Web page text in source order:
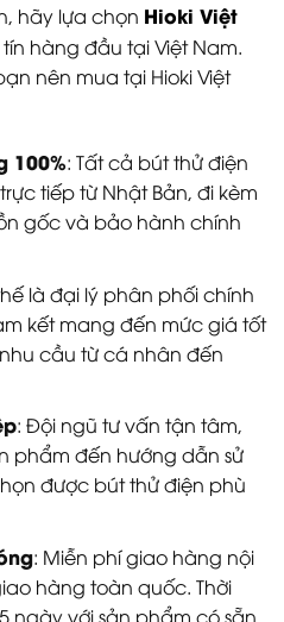
hãy lựa chọn Hioki Việt
hàng đầu tại Việt Nam.
nên mua tại Hioki Việt
100%: Tất cả bút thử điện
tiếp từ Nhật Bản, đi kèm
gốc và bảo hành chính
là đại lý phân phối chính
kết mang đến mức giá tốt
cầu từ cá nhân đến
: Đội ngũ tư vấn tận tâm,
phẩm đến hướng dẫn sử
được bút thử điện phù
: Miễn phí giao hàng nội
hàng toàn quốc. Thời
ngày với sản phẩm có sẵn